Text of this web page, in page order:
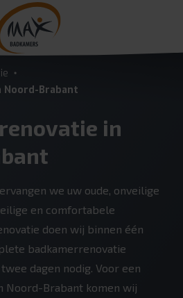
Noord-Brabant
in
we uw oude, onveilige
en comfortabele
doen wij binnen één
badkamerrenovatie
dagen nodig. Voor een
Noord-Brabant komen wij